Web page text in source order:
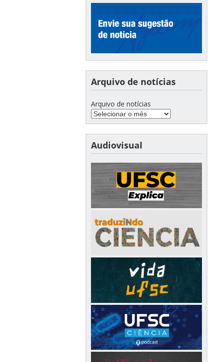
Arquivo de notícias
Arquivo de notícias
Audiovisual